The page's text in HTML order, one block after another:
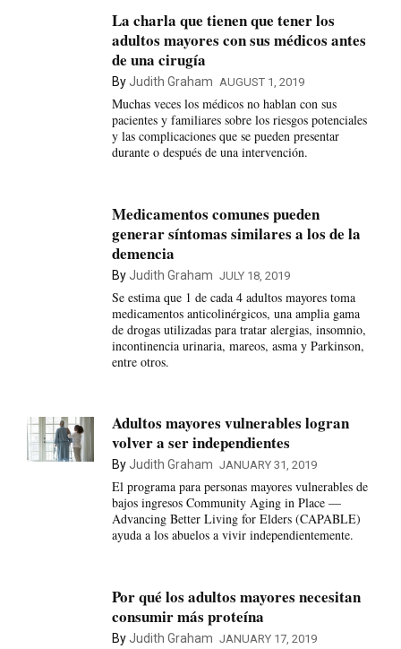
La charla que tienen que tener los
adultos mayores con sus médicos antes
de una cirugía
ByJudith Graham AUGUST 1, 2019
Muchas veces los médicos no hablan con sus
pacientes y familiares sobre los riesgos potenciales
y las complicaciones que se pueden presentar
durante o después de una intervención.
Medicamentos comunes pueden
generar síntomas similares a los de la
demencia
ByJudith Graham JULY 18, 2019
Se estima que 1 de cada 4 adultos mayores toma
medicamentos anticolinérgicos, una amplia gama
de drogas utilizadas para tratar alergias, insomnio,
incontinencia urinaria, mareos, asma y Parkinson,
entre otros.
Adultos mayores vulnerables logran
volver a ser independientes
ByJudith Graham JANUARY 31, 2019
El programa para personas mayores vulnerables de
bajos ingresos Community Aging in Place —
Advancing Better Living for Elders (CAPABLE)
ayuda a los abuelos a vivir independientemente.
Por qué los adultos mayores necesitan
consumir más proteína
ByJudith Graham JANUARY 17, 2019